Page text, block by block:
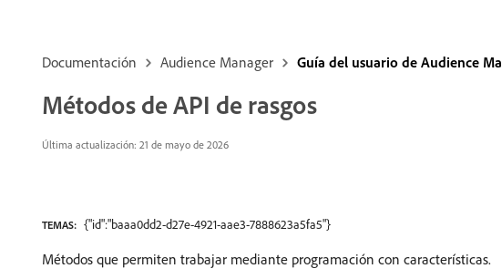
Documentación Audience Manager Guía del usuario de Audience
Métodos de API de rasgos
Última actualización: 21 de mayo de 2026
TEMAS: {"id":"baaa0dd2-d27e-4921-aae3-7888623a5fa5"}
Métodos que permiten trabajar mediante programación con características.